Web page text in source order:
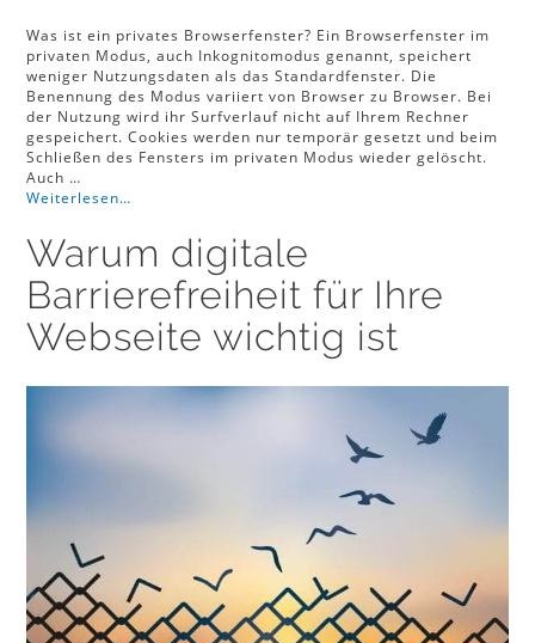
Was ist ein privates Browserfenster? Ein Browserfenster im
privaten Modus, auch Inkognitomodus genannt, speichert
weniger Nutzungsdaten als das Standardfenster. Die
Benennung des Modus variiert von Browser zu Browser. Bei
der Nutzung wird ihr Surfverlauf nicht auf Ihrem Rechner
gespeichert. Cookies werden nur temporär gesetzt und beim
Schließen des Fensters im privaten Modus wieder gelöscht.
Auch …
Weiterlesen…
Warum digitale
Barrierefreiheit für Ihre
Webseite wichtig ist